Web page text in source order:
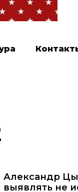
Александр
выявлять не